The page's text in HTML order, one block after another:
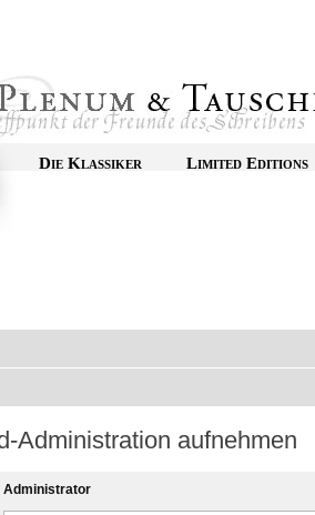
Die Klassiker Limited Editions
Administration aufnehmen
Administrator